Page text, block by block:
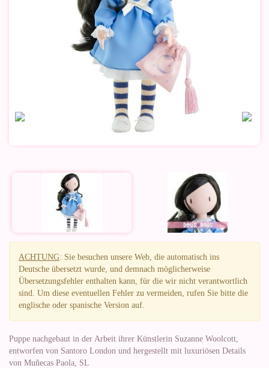
ACHTUNG: Sie besuchen unsere Web, die automatisch ins
Deutsche übersetzt wurde, und demnach möglicherweise
Übersetzungsfehler enthalten kann, für die wir nicht verantwortlich
sind. Um diese eventuellen Fehler zu vermeiden, rufen Sie bitte die
englische oder spanische Version auf.
Puppe nachgebaut in der Arbeit ihrer Künstlerin Suzanne Woolcott,
entworfen von Santoro London und hergestellt mit luxuriösen Details
von Muñecas Paola, SL